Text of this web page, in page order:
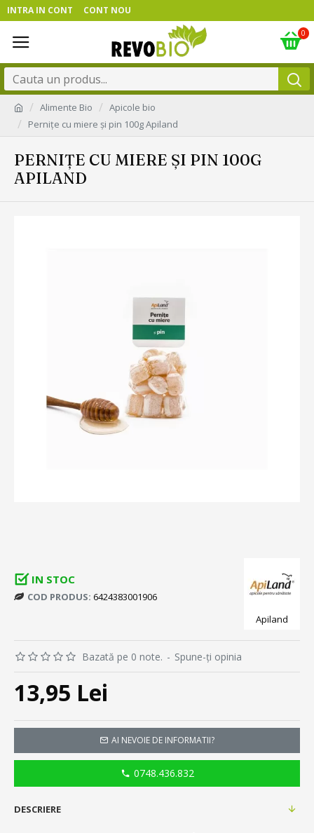
INTRA IN CONT CONT NOU
0
Alimente Bio
Apicole bio
Pernițe cu miere și pin 100g Apiland
PERNIȚE CU MIERE ȘI PIN 100G
APILAND
IN STOC
COD PRODUS: 6424383001906
Apiland
Bazată pe 0 note. - Spune-ţi opinia
13,95 Lei
AI NEVOIE DE INFORMATII?
0748.436.832
DESCRIERE